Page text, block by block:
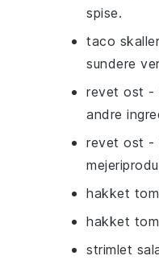
spise.
taco skaller
sundere
revet ost -
andre
revet ost -
hakket
hakket
strimlet